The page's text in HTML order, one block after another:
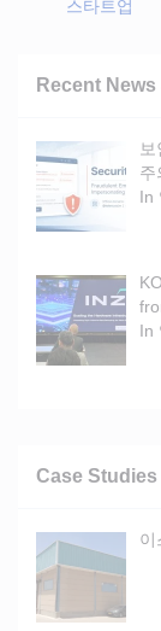
스타트업
Recent
보
주
In
In
Case
이